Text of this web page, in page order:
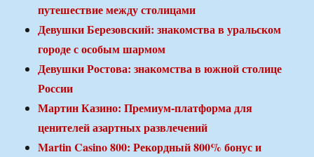
путешествие между столицами
Девушки Березовский: знакомства в уральском
городе с особым шармом
Девушки Ростова: знакомства в южной столице
России
Мартин Казино: Премиум-платформа для
ценителей азартных развлечений
Martin Casino 800: Рекордный 800% бонус и